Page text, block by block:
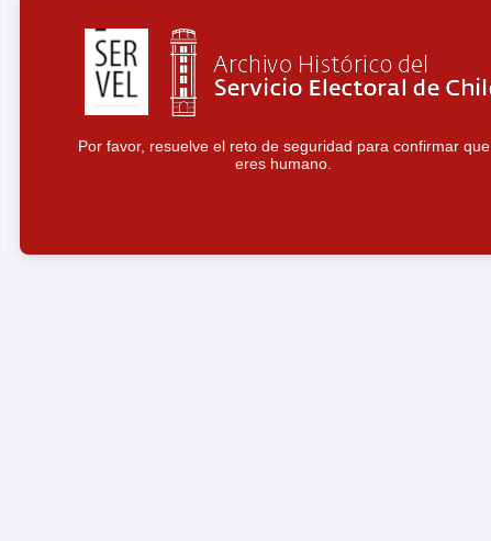
Por favor, resuelve el reto de seguridad para confirmar que
eres humano.